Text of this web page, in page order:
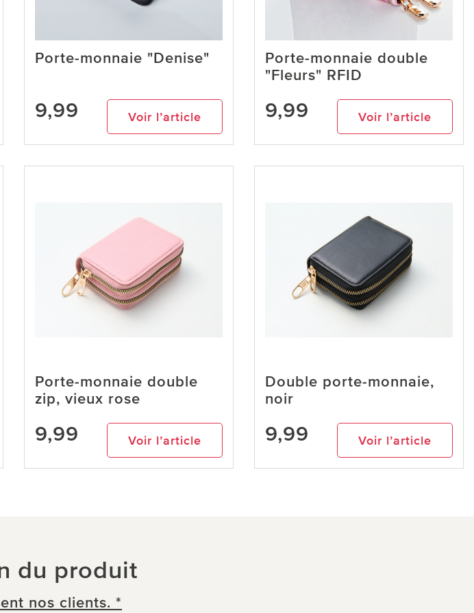
Porte-monnaie "Denise"
9,99 Voir l’article
Porte-monnaie double
"Fleurs" RFID
9,99 Voir l’article
Porte-monnaie double
zip, vieux rose
9,99 Voir l’article
Double porte-monnaie,
noir
9,99 Voir l’article
du produit
nos clients. *